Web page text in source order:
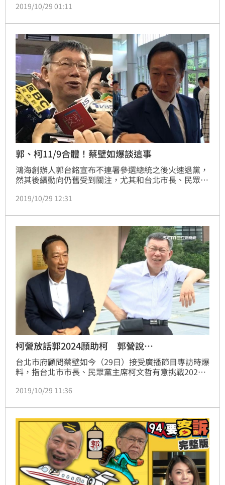
會。針對郭台銘上週日（27日）在台中場的感恩會上提
早爆料，指郭台銘說願幫助柯文哲2024選總統，記者
就問到郭台銘下一人生階段是否從2024重新開始？對
此，蔡沁瑜直言，「很多事情都是莫非定律，不需要把
話說死
2019/10/29 01:11
郭、柯11/9合體！蔡壁如爆談這事
鴻海創辦人郭台銘宣布不連署參選總統之後火速退黨，
然其後續動向仍舊受到關注，尤其和台北市長、民眾黨
政府顧問、台灣民眾黨發起人蔡壁如今（29）日接受廣
在11月9日會見面，屆時將討論立委名單。
2019/10/29 12:31
柯營放話郭2024願助柯 郭營說…
台北市府顧問蔡壁如今（29日）接受廣播節目專訪時爆
料，指台北市市長、民眾黨主席柯文哲有意挑戰2024
若需要親民黨門票他願幫忙，還說如果行有餘力，也可
執行長蔡沁瑜今受訪表示，柯文哲曾說過，「2018年
都還沒有選，怎麼想到2020年」，距離2024年還很
久，一切世事難料。
2019/10/29 11:36